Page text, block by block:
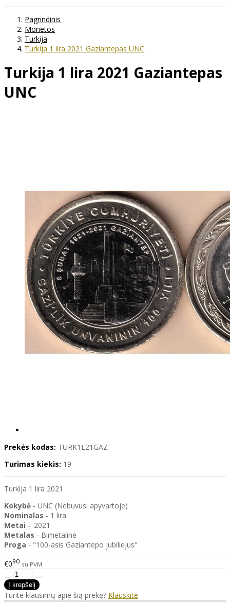
Pagrindinis
Monetos
Turkija
Turkija 1 lira 2021 Gaziantepas UNC
Turkija 1 lira 2021 Gaziantepas
UNC
Prekės kodas: TURK1L21GAZ
Turimas kiekis: 19
Turkija 1 lira 2021
Kokybė - UNC (Nebuvusi apyvartoje)
Nominalas - 1 lira
Metai – 2021
Metalas - Bimetalinė
Proga - "100-asis Gaziantepo jubiliejus"
€090 su PVM
Turite klausimų apie šią prekę? Klauskite